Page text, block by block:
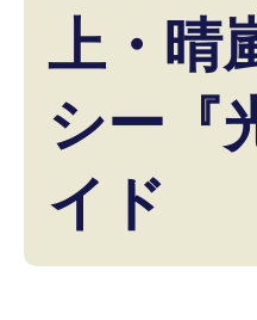
上・晴
シー『
イド